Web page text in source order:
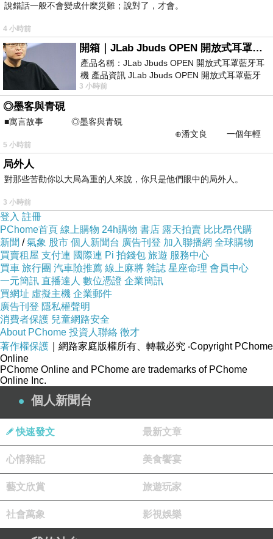
超值
點海鮮盤可以選擇三款沾醬 我選了日式薑醋 微
辛雞尾酒
玫瑰胡麻
雖然品嚐海鮮最原始鮮甜滋味才是王道 但不得不
說誇獎這三款沾醬
不掩蓋海鮮滋味 反而將味蕾提升到另一個境界
如果店家有販售醬料 我一定二話不說立馬買回家
~
2000元的海鮮盤 端上桌非常的澎湃奢華 果然是
鎮店招牌
許多愛吃海鮮的饕客慕名而來 就是要來上一盤
朝聖一番！
＊北海道生食級干貝
的金黃微焦
甜味完全鎖在裡頭 吃起來很柔嫩緊緻
太讓人享受了
＊日本香螺 嬌嫩的香螺肉 口感吃起來比紅螺更
為脆軟
我依舊喜好搭配沾醬享用
極品中的極品
內行人才懂得的美妙滋味
＊九孔鮑魚 口感紮實 爽脆彈牙 不會讓人難以咀
嚼
＊美國吉拉多生蠔 看起來大顆又肥美 經過簡單
調味處理
說錯話一般不會變成什麼災難；說對了，才會。
4 小時前
開箱｜JLab Jbuds OPEN 開放式耳罩藍牙耳機 - 設計美學，輕巧、透氣、環境音全物理達成！
產品名稱：JLab Jbuds OPEN 開放式耳罩藍牙耳
機 產品資訊 JLab Jbuds OPEN 開放式耳罩藍牙
耳機評語：非常有特色，值得喜愛美型工
3 小時前
◎墨客與青硯
■寓言故事 ◎墨客與青硯
⊕潘文良 一個年輕
的墨客，在京城的古玩肆裡
5 小時前
局外人
對那些苦勸你以大局為重的人來說，你只是他們眼中的局外人。
3 小時前
登入 註冊
PChome首頁 線上購物 24h購物 書店 露天拍賣 比比昂代購
新聞 /氣象 股市 個人新聞台 廣告刊登 加入聯播網 全球購物
買賣租屋 支付連 國際連 Pi 拍錢包 旅遊 服務中心
買車 旅行團 汽車險推薦 線上麻將 雜誌 星座命理 會員中心
一元簡訊 直播達人 數位憑證 企業簡訊
買網址 虛擬主機 企業郵件
廣告刊登 隱私權聲明
消費者保護 兒童網路安全
About PChome 投資人聯絡 徵才
著作權保護 ｜網路家庭版權所有、轉載必究 ‧Copyright PChome
Online
PChome Online and PChome are trademarks of PChome
Online Inc.
個人新聞台
快速發文 最新文章
心情雜記 美食饗宴
藝文欣賞 旅遊玩家
社會萬象 影視娛樂